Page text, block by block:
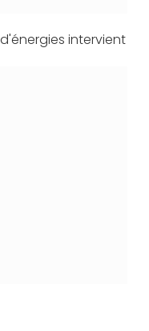
d'énergies intervient